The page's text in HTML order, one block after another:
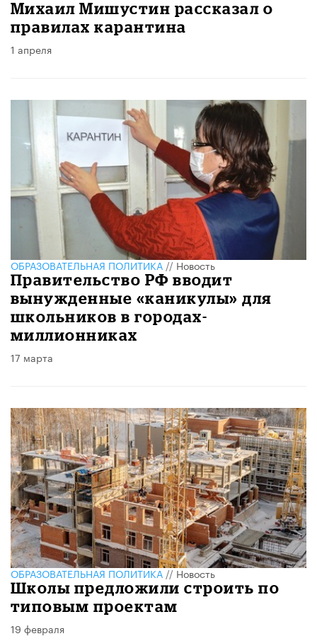
Михаил Мишустин рассказал о
правилах карантина
1 апреля
ОБРАЗОВАТЕЛЬНАЯ ПОЛИТИКА//Новость
Правительство РФ вводит
вынужденные «каникулы» для
школьников в городах-
миллионниках
17 марта
ОБРАЗОВАТЕЛЬНАЯ ПОЛИТИКА//Новость
Школы предложили строить по
типовым проектам
19 февраля